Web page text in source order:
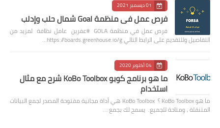
01 ديسمبر 2021
فرص عمل في منظمة Goal شمال حلب وإدلب
فرص عمل في منظمة GOLA #عفرين عامل نظافة لمزيد من
التفاصيل وللتقديم على الرابط التالي https://boards.greenhouse.io/g…
04 أكتوبر 2020
ما هو برنامج كوبو KoBo Toolbox شرح مع مثال
استخدام
ما هو KoBo Toolbox ؟ KoBo Toolbox هي أداة مجانية مفتوحة المصدر لجمع البيانات
المتنقلة ، ومتاحة للجميع. يسمح لك بجمع …